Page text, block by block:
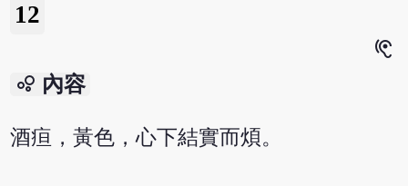
12
hearing
bubble_chart 內容
酒疸，黃色，心下結實而煩。